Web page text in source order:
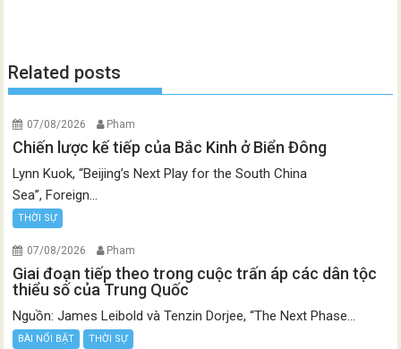
Related posts
07/08/2026 Pham
Chiến lược kế tiếp của Bắc Kinh ở Biển Đông
Lynn Kuok, “Beijing’s Next Play for the South China
Sea”, Foreign...
THỜI SỰ
07/08/2026 Pham
Giai đoạn tiếp theo trong cuộc trấn áp các dân tộc
thiểu số của Trung Quốc
Nguồn: James Leibold và Tenzin Dorjee, “The Next Phase...
BÀI NỔI BẬT THỜI SỰ